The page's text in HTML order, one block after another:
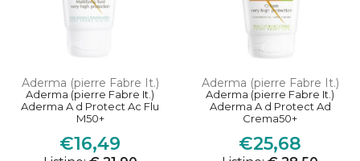
Aderma (pierre Fabre It.)
Aderma (pierre Fabre It.)
Aderma A d Protect Ac Flu
M50+
€16,49
Aderma (pierre Fabre It.)
Aderma (pierre Fabre It.)
Aderma A d Protect Ad
Crema50+
€25,68